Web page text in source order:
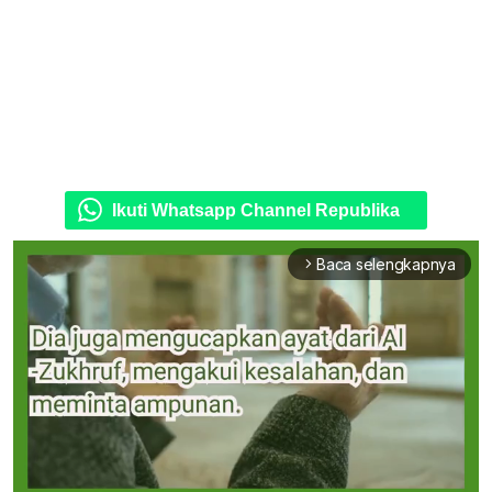
Ikuti Whatsapp Channel Republika
arrow_forward_ios Baca selengkapnya